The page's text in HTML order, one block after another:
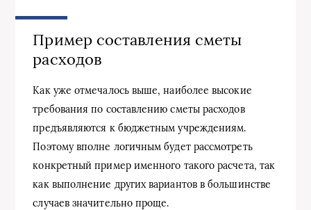
Пример составления сметы
расходов
Как уже отмечалось выше, наиболее высокие
требования по составлению сметы расходов
предъявляются к бюджетным учреждениям.
Поэтому вполне логичным будет рассмотреть
конкретный пример именного такого расчета, так
как выполнение других вариантов в большинстве
случаев значительно проще.